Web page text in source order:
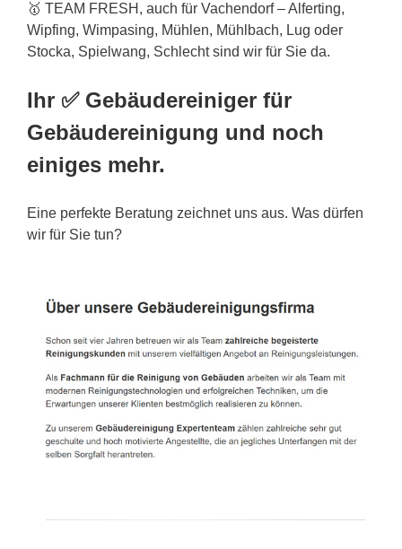
🥇 TEAM FRESH, auch für Vachendorf – Alferting,
Wipfing, Wimpasing, Mühlen, Mühlbach, Lug oder
Stocka, Spielwang, Schlecht sind wir für Sie da.
Ihr ✅ Gebäudereiniger für
Gebäudereinigung und noch
einiges mehr.
Eine perfekte Beratung zeichnet uns aus. Was dürfen
wir für Sie tun?